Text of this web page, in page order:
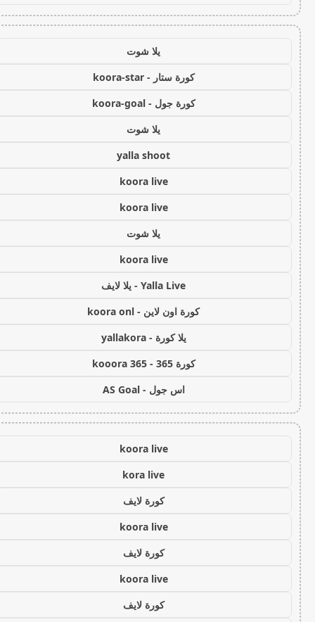
يلا شوت
كورة ستار - koora-star
كورة جول - koora-goal
يلا شوت
yalla shoot
koora live
koora live
يلا شوت
koora live
Yalla Live - يلا لايف
كورة اون لاين - koora onl
يلا كورة - yallakora
كورة 365 - kooora 365
اس جول - AS Goal
koora live
kora live
كورة لايف
koora live
كورة لايف
koora live
كورة لايف